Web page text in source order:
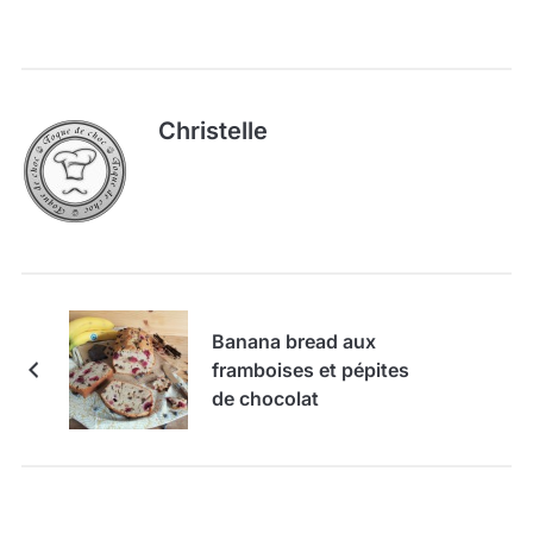
Christelle
Banana bread aux
framboises et pépites
de chocolat